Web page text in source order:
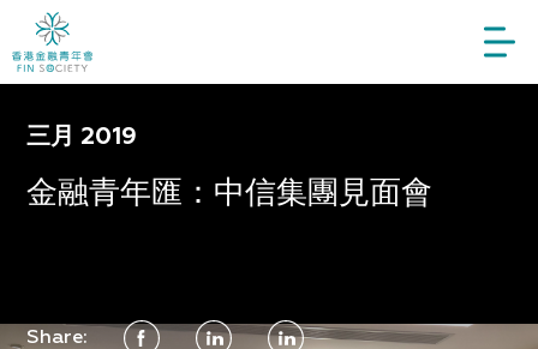
三月 2019
金融青年匯：中信集團見面會
Share: